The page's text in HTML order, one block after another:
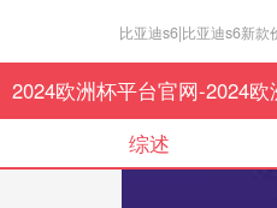
比亚迪s6|比亚迪s6新
2024欧洲杯平台官网-2024
综述